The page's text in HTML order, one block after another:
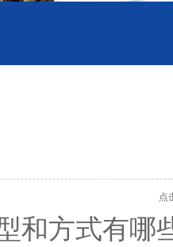
点
和方式有哪